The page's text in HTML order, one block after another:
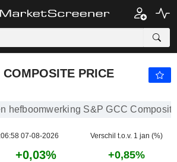
PRICE
hefboomwerking S&P GCC
07-08-2026 Verschil t.o.v. 1 jan (%)
+0,03% +0,85%